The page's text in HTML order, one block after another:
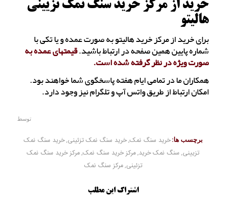
خرید از مرکز خرید سنگ نمک تزیینی
هالیتو
برای خرید از مرکز خرید هالیتو به صورت عمده و یا تکی با
شماره پایین همین صفحه در ارتباط باشید.قیمتهای عمده به
صورت ویژه در نظر گرفته شده است.
همکاران ما در تمامی ایام هفته پاسخگوی شما خواهند بود.
امکان ارتباط از طریق واتس آپ و تلگرام نیز وجود دارد.
توسط
برچسب ها: خرید سنگ نمک,خرید سنگ نمک تزئینی,خرید سنگ نمک
تزیینی, سنگ نمک خرید, مرکز خرید سنگ نمک, مرکز خرید سنگ نمک
تزئینی,مرکز سنگ نمک
اشتراک این مطلب